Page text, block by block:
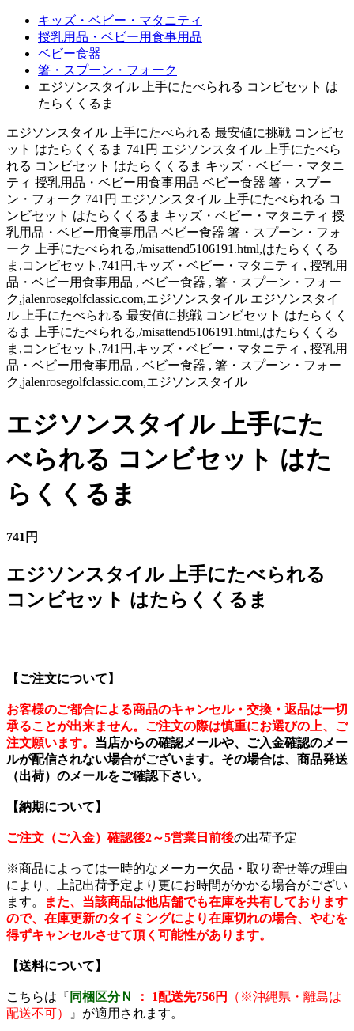
キッズ・ベビー・マタニティ
授乳用品・ベビー用食事用品
ベビー食器
箸・スプーン・フォーク
エジソンスタイル 上手にたべられる コンビセット は
たらくくるま
エジソンスタイル 上手にたべられる 最安値に挑戦 コンビセ
ット はたらくくるま 741円 エジソンスタイル 上手にたべら
れる コンビセット はたらくくるま キッズ・ベビー・マタニ
ティ 授乳用品・ベビー用食事用品 ベビー食器 箸・スプー
ン・フォーク 741円 エジソンスタイル 上手にたべられる コ
ンビセット はたらくくるま キッズ・ベビー・マタニティ 授
乳用品・ベビー用食事用品 ベビー食器 箸・スプーン・フォ
ーク 上手にたべられる,/misattend5106191.html,はたらくくる
ま,コンビセット,741円,キッズ・ベビー・マタニティ , 授乳用
品・ベビー用食事用品 , ベビー食器 , 箸・スプーン・フォー
ク,jalenrosegolfclassic.com,エジソンスタイル エジソンスタイ
ル 上手にたべられる 最安値に挑戦 コンビセット はたらくく
るま 上手にたべられる,/misattend5106191.html,はたらくくる
ま,コンビセット,741円,キッズ・ベビー・マタニティ , 授乳用
品・ベビー用食事用品 , ベビー食器 , 箸・スプーン・フォー
ク,jalenrosegolfclassic.com,エジソンスタイル
エジソンスタイル 上手にた
べられる コンビセット はた
らくくるま
741円
エジソンスタイル 上手にたべられる
コンビセット はたらくくるま
【ご注文について】
お客様のご都合による商品のキャンセル・交換・返品は一切
承ることが出来ません。ご注文の際は慎重にお選びの上、ご
注文願います。 当店からの確認メールや、ご入金確認のメー
ルが配信されない場合がございます。その場合は、商品発送
（出荷）のメールをご確認下さい。
【納期について】
ご注文（ご入金）確認後2～5営業日前後の出荷予定
※商品によっては一時的なメーカー欠品・取り寄せ等の理由
により、上記出荷予定より更にお時間がかかる場合がござい
ます。
また、当該商品は他店舗でも在庫を共有しております
ので、在庫更新のタイミングにより在庫切れの場合、やむを
得ずキャンセルさせて頂く可能性があります。
【送料について】
こちらは『 同梱区分Ｎ ： 1配送先756円
（※沖縄県・離島は
配送不可）
』が適用されます。